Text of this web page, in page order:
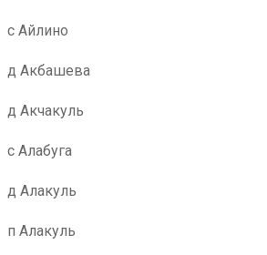
с Айлино
д Акбашева
д Акчакуль
с Алабуга
д Алакуль
п Алакуль